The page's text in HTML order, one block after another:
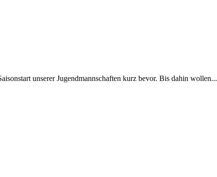
unserer Jugendmannschaften kurz bevor. Bis dahin wollen...